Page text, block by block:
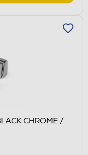
CHROME /